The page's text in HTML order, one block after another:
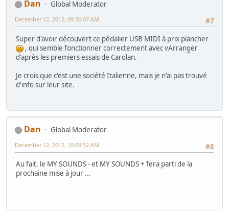
Dan
Global Moderator
#7
December 12, 2012, 09:36:07 AM
Super d'avoir découvert ce pédalier USB MIDI à prix plancher
, qui semble fonctionner correctement avec vArranger
d'après les premiers essais de Carolan.
Je crois que c'est une société Italienne, mais je n'ai pas trouvé
d'info sur leur site.
Dan
Global Moderator
#8
December 12, 2012, 10:09:52 AM
Au fait, le MY SOUNDS - et MY SOUNDS + fera parti de la
prochaine mise à jour ...